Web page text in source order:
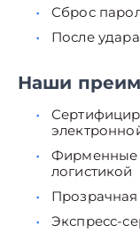
Сброс
После
Наши
Фирменные
логистикой
Прозрачная
Экспресс-